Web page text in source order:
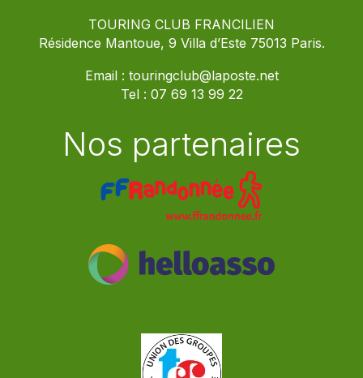
TOURING CLUB FRANCILIEN
Résidence Mantoue, 9 Villa d’Este 75013 Paris.
Email : touringclub@laposte.net
Tel : 07 69 13 99 22
Nos partenaires